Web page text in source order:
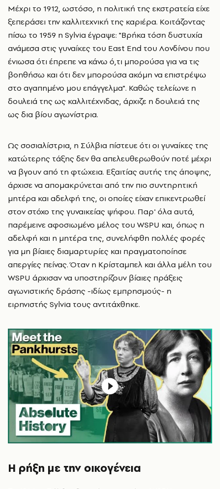
Μέχρι το 1912, ωστόσο, η πολιτική της εκστρατεία είχε
ξεπεράσει την καλλιτεχνική της καριέρα. Κοιτάζοντας
πίσω το 1959 η Sylvia έγραψε: "Βρήκα τόση δυστυχία
ανάμεσα στις γυναίκες του East End του Λονδίνου που
ένιωσα ότι έπρεπε να κάνω ό,τι μπορούσα για να τις
βοηθήσω και ότι δεν μπορούσα ακόμη να επιστρέψω
στο αγαπημένο μου επάγγελμα". Καθώς τελείωνε η
δουλειά της ως καλλιτέχνιδας, άρχιζε η δουλειά της
ως δια βίου αγωνίστρια.
Ως σοσιαλίστρια, η Σύλβια πίστευε ότι οι γυναίκες της
κατώτερης τάξης δεν θα απελευθερωθούν ποτέ μέχρι
να βγουν από τη φτώχεια. Εξαιτίας αυτής της άποψης,
άρχισε να απομακρύνεται από την πιο συντηρητική
μητέρα και αδελφή της, οι οποίες είχαν επικεντρωθεί
στον στόχο της γυναικείας ψήφου. Παρ' όλα αυτά,
παρέμεινε αφοσιωμένο μέλος του WSPU και, όπως η
αδελφή και η μητέρα της, συνελήφθη πολλές φορές
για μη βίαιες διαμαρτυρίες και πραγματοποίησε
απεργίες πείνας. Όταν η Κρίσταμπελ και άλλα μέλη του
WSPU άρχισαν να υποστηρίζουν βίαιες πράξεις
αγωνιστικής δράσης -ιδίως εμπρησμούς- η
ειρηνιστής Sylvia τους αντιτάχθηκε.
Η ρήξη με την οικογένεια